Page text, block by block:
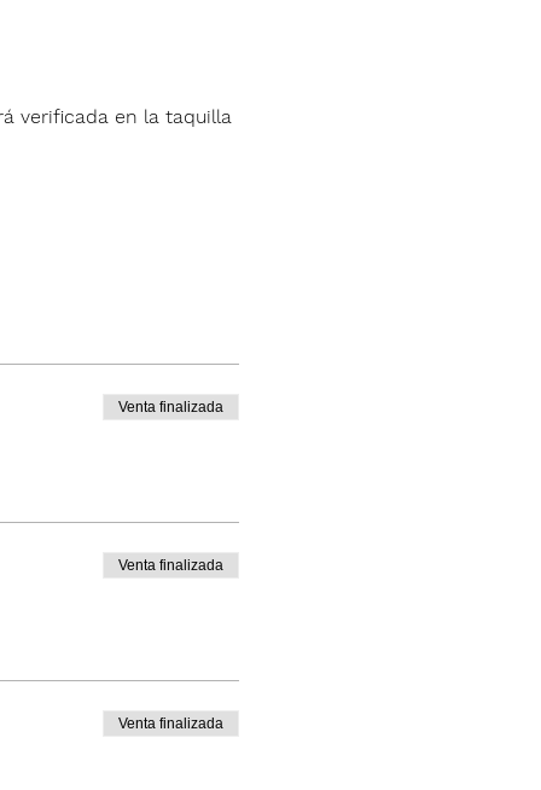
verificada en la taquilla
Venta finalizada
Venta finalizada
Venta finalizada